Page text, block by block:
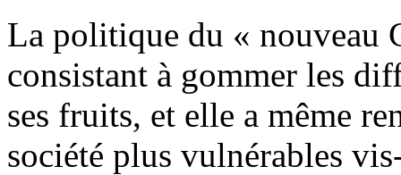
La politique du « nouveau
consistant à gommer les
ses fruits, et elle a même
société plus vulnérables